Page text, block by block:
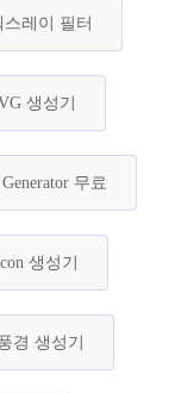
스레이 필터
생성기
무료
생성기
경 생성기